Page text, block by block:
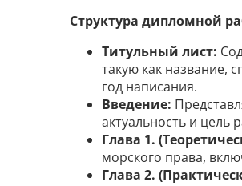
Структура дипломной
Титульный лист:
такую как название,
год написания.
Введение:
актуальность и цель
Глава 1.
морского права,
Глава 2.